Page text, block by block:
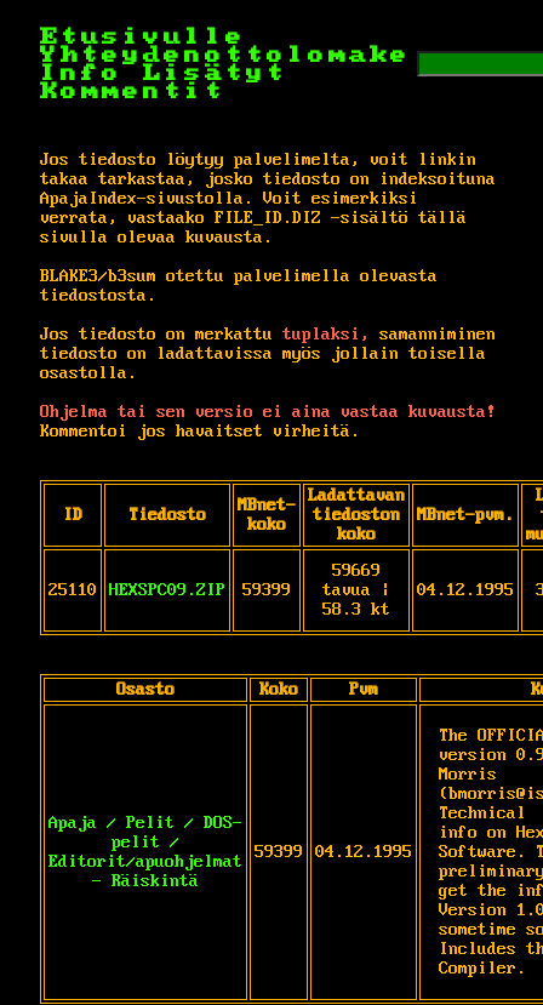
Etusivulle
Yhteydenottolomake
Info
Lisätyt
Kommentit
Jos tiedosto löytyy palvelimelta, voit linkin
takaa tarkastaa, josko tiedosto on indeksoituna
ApajaIndex-sivustolla. Voit esimerkiksi
verrata, vastaako FILE_ID.DIZ -sisältö tällä
sivulla olevaa kuvausta.
BLAKE3/b3sum otettu palvelimella olevasta
tiedostosta.
Jos tiedosto on merkattu tuplaksi,
samanniminen
tiedosto on ladattavissa myös jollain toisella
osastolla.
Ohjelma tai sen versio ei aina vastaa kuvausta!
Kommentoi jos havaitset virheitä.
ID Tiedosto
MBnet-
koko
Ladattavan
tiedoston
koko
MBnet-pvm.
25110 HEXSPC09.ZIP 59399
59669
tavua |
58.3 kt
04.12.1995
Osasto Koko Pvm
Apaja / Pelit / DOS-
pelit /
Editorit/apuohjelmat
- Räiskintä
59399 04.12.1995
The
version
Morris
Technical
info on
Software.
get the
Version
sometime
Includes
Compiler.